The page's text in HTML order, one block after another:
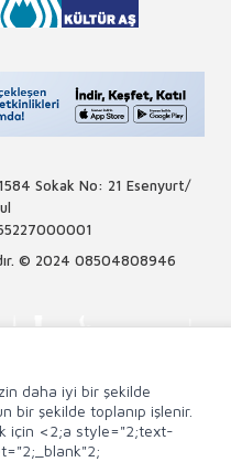
Sokak No: 21 Esenyurt/
© 2024 08504808946
daha iyi bir şekilde
bir şekilde toplanıp işlenir.
için <2;a style="2;text-